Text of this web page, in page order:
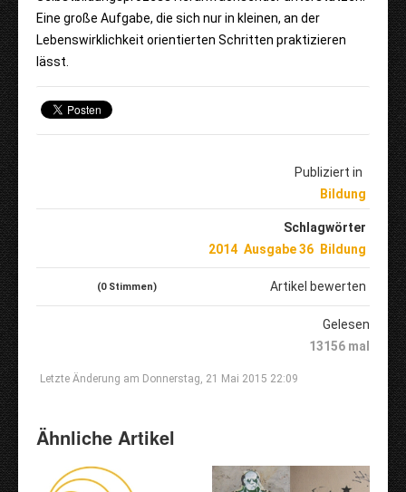
Publiziert in
Bildung
Schlagwörter
2014 Ausgabe 36 Bildung
Artikel bewerten
(0 Stimmen)
Gelesen
13156 mal
Eine große Aufgabe, die sich nur in kleinen, an der
Lebenswirklichkeit orientierten Schritten praktizieren
lässt.
Letzte Änderung am Donnerstag, 21 Mai 2015 22:09
Ähnliche Artikel